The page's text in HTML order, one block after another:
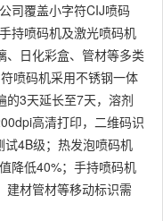
司覆盖小字符CIJ喷码
持喷码机及激光喷码机
、日化彩盒、管材等多类
喷码机采用不锈钢一体
的3天延长至7天，溶剂
高清打印，二维码识
4B级；热发泡喷码机
降低40%；手持喷码机
建材管材等移动标识需